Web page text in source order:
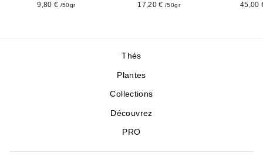
9,80 € /50gr 17,20 €/50gr 45,00
Thés
Plantes
Collections
Découvrez
PRO